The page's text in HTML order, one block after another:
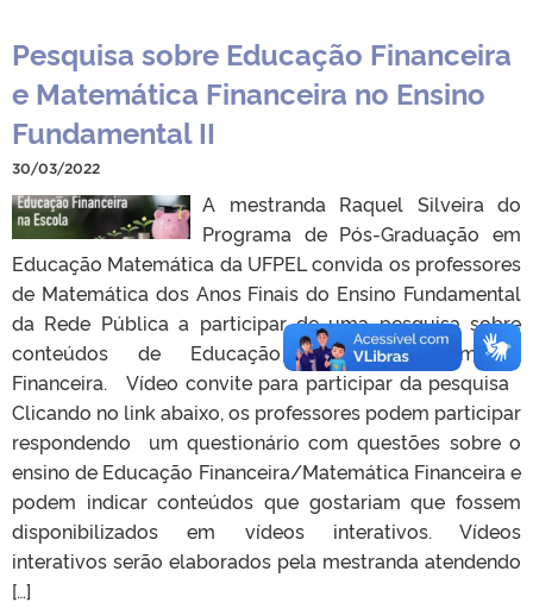
Pesquisa sobre Educação Financeira
e Matemática Financeira no Ensino
Fundamental II
30/03/2022
A mestranda Raquel Silveira do
Programa de Pós-Graduação em
Educação Matemática da UFPEL convida os professores
de Matemática dos Anos Finais do Ensino Fundamental
da Rede Pública a participar de uma pesquisa sobre
conteúdos de Educação Financeira/Matemática
Financeira. Vídeo convite para participar da pesquisa
Clicando no link abaixo, os professores podem participar
respondendo um questionário com questões sobre o
ensino de Educação Financeira/Matemática Financeira e
podem indicar conteúdos que gostariam que fossem
disponibilizados em vídeos interativos. Vídeos
interativos serão elaborados pela mestranda atendendo
[…]